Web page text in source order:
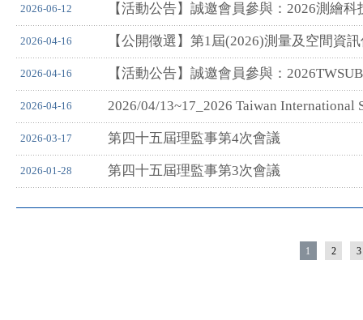
2026-06-12 【活動公告】誠邀會員參與：2026測繪
2026-04-16 【公開徵選】第1屆(2026)測量及空間資
2026-04-16 【活動公告】誠邀會員參與：
2026-04-16 2026/04/13~17_2026 Taiwan International
2026-03-17 第四十五屆理監事第4次會議
2026-01-28 第四十五屆理監事第3次會議
1 2 3